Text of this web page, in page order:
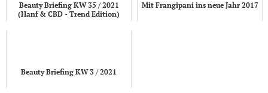
Beauty Briefing KW 35 / 2021
(Hanf & CBD - Trend Edition)
Mit Frangipani ins neue Jahr 2017
Beauty Briefing KW 3 / 2021